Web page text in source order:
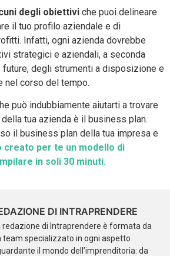
degli obiettivi che puoi delineare
il tuo profilo aziendale e di
Infatti, ogni azienda dovrebbe
strategici e aziendali, a seconda
degli strumenti a disposizione e
nel corso del tempo.
può indubbiamente aiutarti a trovare
tua azienda è il business plan.
il business plan della tua impresa e
creato per te un modello di
in soli 30 minuti.
DI INTRAPRENDERE
redazione di Intraprendere è formata da
team specializzato in ogni aspetto
il mondo dell’imprenditoria: da